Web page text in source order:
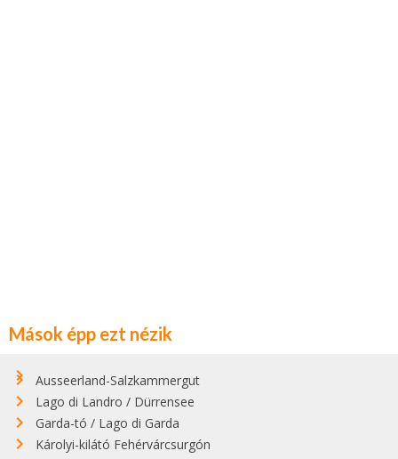
Mások épp ezt nézik
Ausseerland-Salzkammergut
Lago di Landro / Dürrensee
Garda-tó / Lago di Garda
Károlyi-kilátó Fehérvárcsurgón